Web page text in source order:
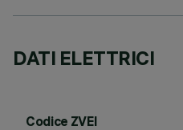
DATI ELETTRICI
Codice ZVEI